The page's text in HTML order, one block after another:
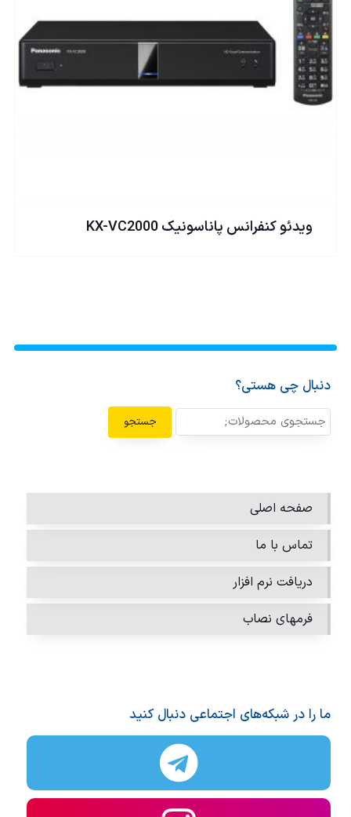
ويدئو كنفرانس پاناسونيک KX-VC2000
دنبال چی هستی؟
جستجو
صفحه اصلی
تماس با ما
دریافت نرم افزار
فرمهای نصاب
ما را در شبکه‌های اجتماعی دنبال کنید